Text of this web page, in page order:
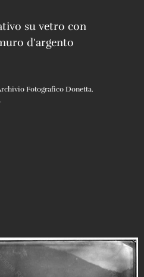
su vetro con
d'argento
Fotografico Donetta.